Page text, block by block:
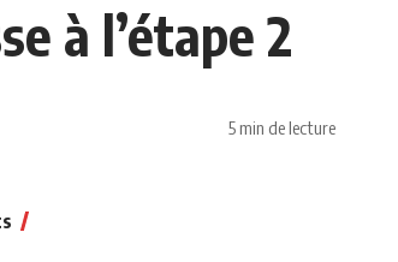
à l’étape 2
5 min de lecture